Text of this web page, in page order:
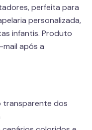
perfeita para
personalizada,
infantis. Produto
após a
transparente dos